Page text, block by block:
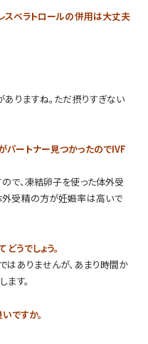
スベラトロールの併用は大丈夫
りますね。ただ摂りすぎない
ートナー見つかったのでIVF
、凍結卵子を使った体外受
外受精の方が妊娠率は高いで
うでしょう。
ありませんが、あまり時間か
す。
ですか。